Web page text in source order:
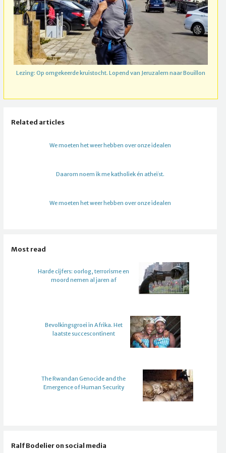
Lezing: Op omgekeerde kruistocht. Lopend van Jeruzalem naar Bouillon
Related articles
We moeten het weer hebben over onze idealen
Daarom noem ik me katholiek én atheïst.
We moeten het weer hebben over onze idealen
Most read
Harde cijfers: oorlog, terrorisme en
moord nemen al jaren af
Bevolkingsgroei in Afrika. Het
laatste succescontinent
The Rwandan Genocide and the
Emergence of Human Security
Ralf Bodelier on social media